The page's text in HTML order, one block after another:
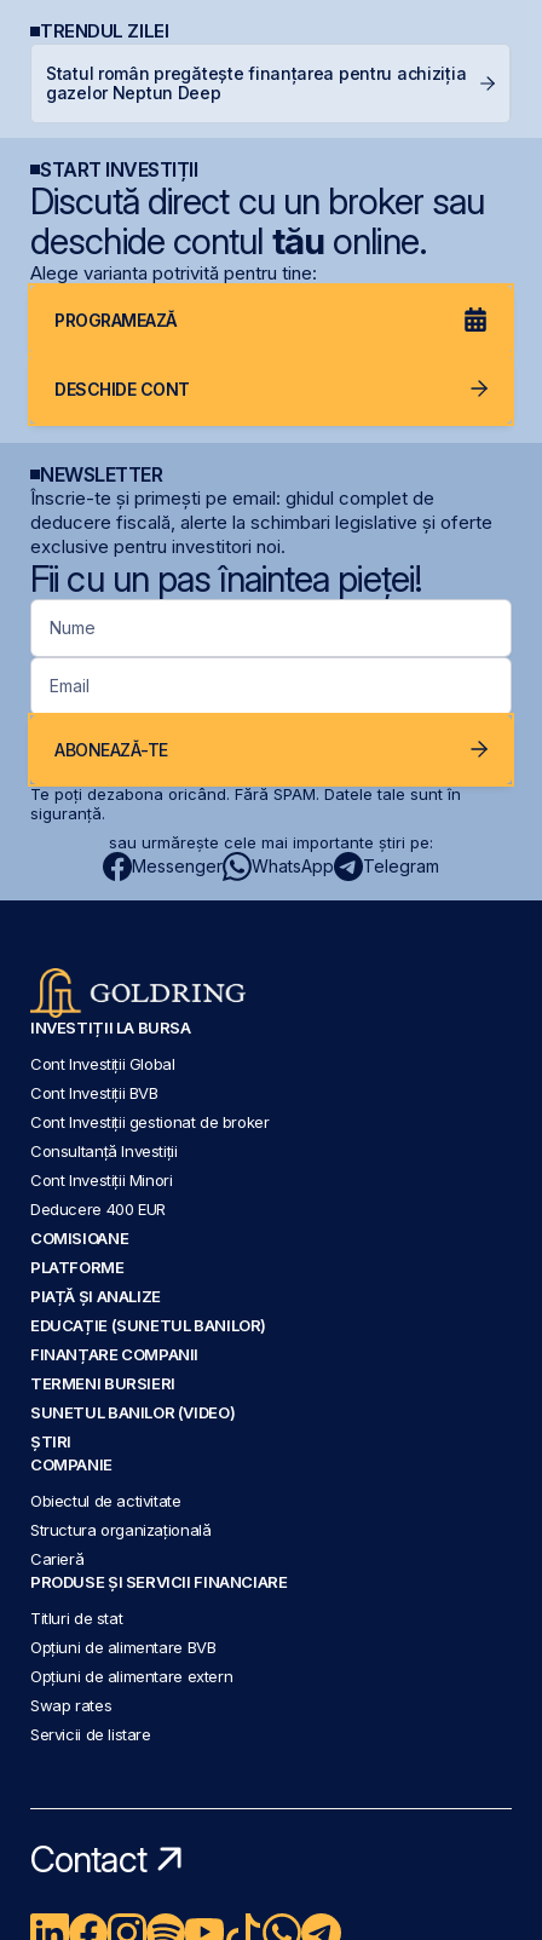
TRENDUL ZILEI
Statul român pregătește finanțarea pentru achiziția
gazelor Neptun Deep
START INVESTIȚII
Discută direct cu un broker sau
deschide contul tăuonline.
Alege varianta potrivită pentru tine:
PROGRAMEAZĂ
DESCHIDE CONT
NEWSLETTER
Înscrie-te și primești pe email: ghidul complet de
deducere fiscală, alerte la schimbari legislative și oferte
exclusive pentru investitori noi.
Fii cu un pas înaintea pieței!
Nume
Email
ABONEAZĂ-TE
Te poți dezabona oricând. Fără SPAM. Datele tale sunt în
siguranță.
sau urmărește cele mai importante știri pe:
Messenger WhatsApp Telegram
INVESTIȚII LA BURSA
Cont Investiții Global
Cont Investiții BVB
Cont Investiții gestionat de broker
Consultanță Investiții
Cont Investiții Minori
Deducere 400 EUR
COMISIOANE
PLATFORME
PIAȚĂ ȘI ANALIZE
EDUCAȚIE (SUNETUL BANILOR)
FINANȚARE COMPANII
TERMENI BURSIERI
SUNETUL BANILOR (VIDEO)
ȘTIRI
COMPANIE
Obiectul de activitate
Structura organizațională
Carieră
PRODUSE ȘI SERVICII FINANCIARE
Titluri de stat
Opțiuni de alimentare BVB
Opțiuni de alimentare extern
Swap rates
Servicii de listare
Contact